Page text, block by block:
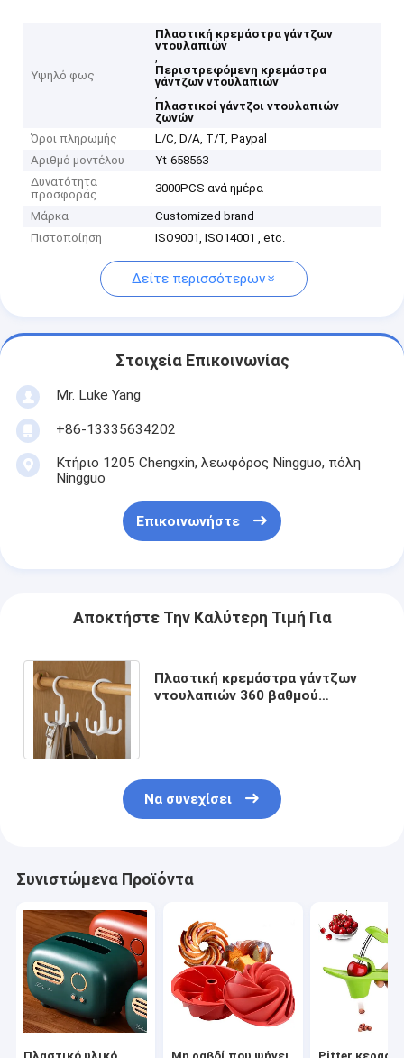
Υψηλό φως
Πλαστική κρεμάστρα γάντζων
ντουλαπιών
,
Περιστρεφόμενη κρεμάστρα
γάντζων ντουλαπιών
,
Πλαστικοί γάντζοι ντουλαπιών
ζωνών
Όροι πληρωμής
L/C, D/A, T/T, Paypal
Αριθμό μοντέλου
Yt-658563
Δυνατότητα
προσφοράς
3000PCS ανά ημέρα
Μάρκα
Customized brand
Πιστοποίηση
ISO9001, ISO14001 , etc.
Δείτε περισσότερων
Στοιχεία Επικοινωνίας
Mr. Luke Yang
+86-13335634202
Κτήριο 1205 Chengxin, λεωφόρος Ningguo, πόλη
Ningguo
Επικοινωνήστε
Αποκτήστε Την Καλύτερη Τιμή Για
Πλαστική κρεμάστρα γάντζων
ντουλαπιών 360 βαθμού
Να συνεχίσει
Συνιστώμενα Προϊόντα